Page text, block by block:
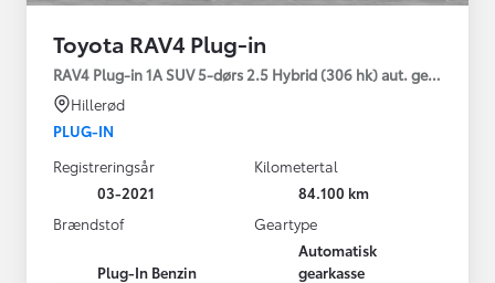
Toyota RAV4 Plug-in
RAV4 Plug-in 1A SUV 5-dørs 2.5 Hybrid (306 hk) aut. gear
Hillerød
PLUG-IN
Registreringsår
03-2021
Kilometertal
84.100 km
Brændstof
Plug-In Benzin
Geartype
Automatisk
gearkasse